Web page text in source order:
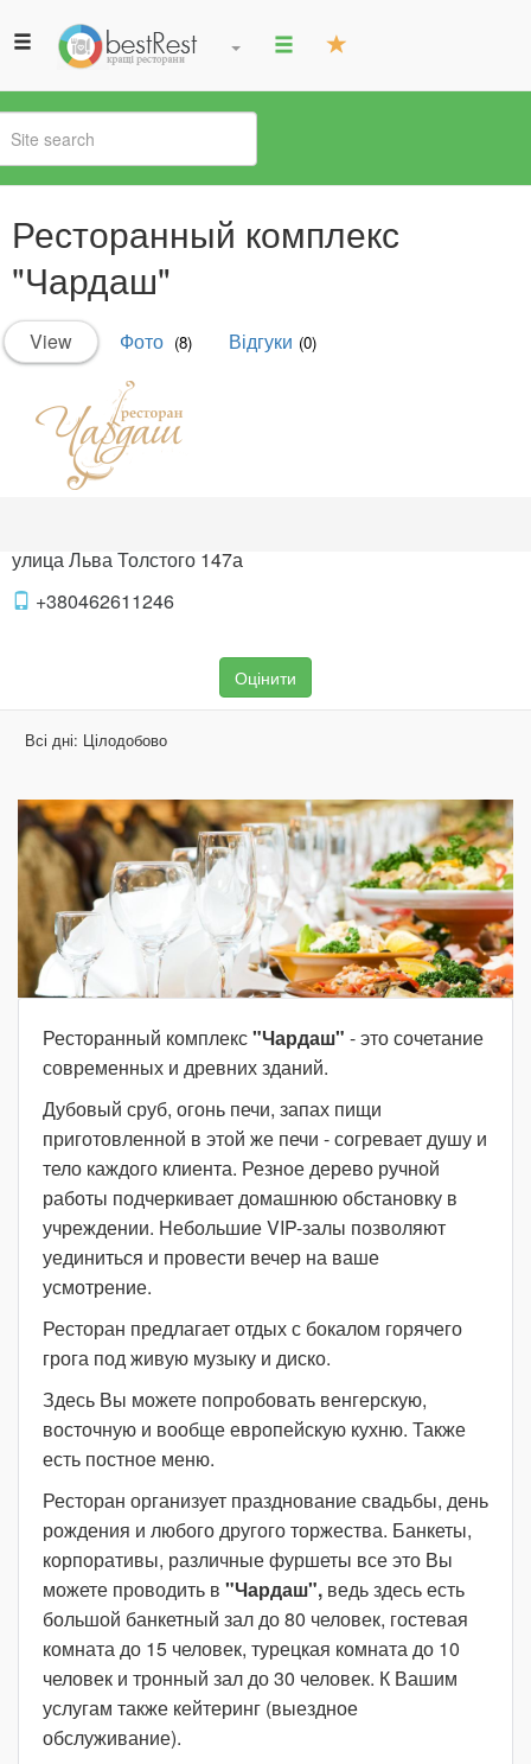
You
are
here
Ресторанный комплекс
"Чардаш"
Primary
tabs
View (active
tab)
Фото (8) Відгуки (0)
улица Льва Толстого 147а
+380462611246
Оцінити
Всі дні: Цілодобово
Ресторанный комплекс"Чардаш" - это сочетание
современных и древних зданий.
Дубовый сруб, огонь печи, запах пищи
приготовленной в этой же печи - согревает душу и
тело каждого клиента. Резное дерево ручной
работы подчеркивает домашнюю обстановку в
учреждении. Небольшие VIP-залы позволяют
уединиться и провести вечер на ваше
усмотрение.
Ресторан предлагает отдых с бокалом горячего
грога под живую музыку и диско.
Здесь Вы можете попробовать венгерскую,
восточную и вообще европейскую кухню. Также
есть постное меню.
Ресторан организует празднование свадьбы, день
рождения и любого другого торжества. Банкеты,
корпоративы, различные фуршеты все это Вы
можете проводить в "Чардаш", ведь здесь есть
большой банкетный зал до 80 человек, гостевая
комната до 15 человек, турецкая комната до 10
человек и тронный зал до 30 человек. К Вашим
услугам также кейтеринг (выездное
обслуживание).